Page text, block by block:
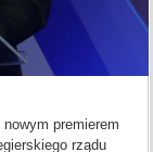
premierem
rządu